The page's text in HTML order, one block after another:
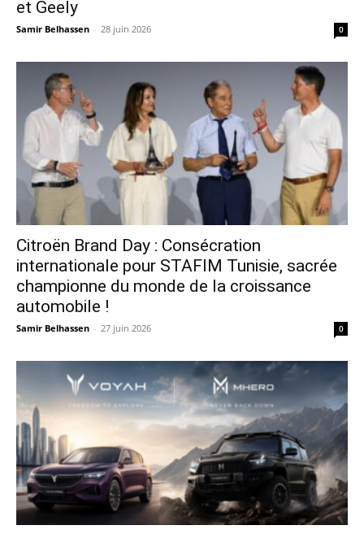
et Geely
Samir Belhassen - 28 juin 2026 0
Citroën Brand Day : Consécration
internationale pour STAFIM Tunisie, sacrée
championne du monde de la croissance
automobile !
Samir Belhassen - 27 juin 2026 0